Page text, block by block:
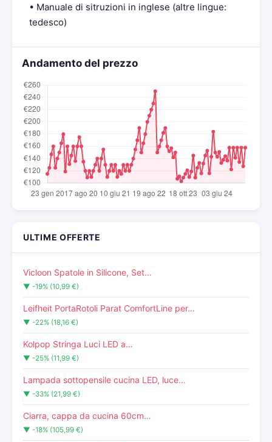
• Manuale di sitruzioni in inglese (altre lingue:
tedesco)
Andamento del prezzo
ULTIME OFFERTE
Vicloon Spatole in Silicone, Set…
▼ -19% (10,99 €)
Leifheit PortaRotoli Parat ComfortLine per…
▼ -22% (18,16 €)
Kolpop Stringa Luci LED a…
▼ -25% (11,99 €)
Lampada sottopensile cucina LED, luce…
▼ -33% (21,99 €)
Ciarra, cappa da cucina 60cm…
▼ -18% (105,99 €)